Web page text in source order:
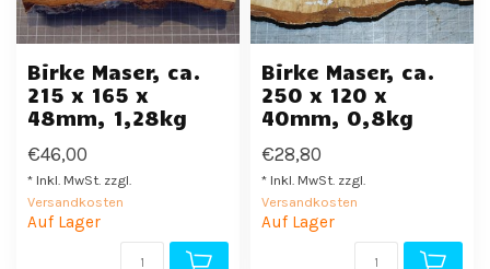
Birke Maser, ca.
215 x 165 x
48mm, 1,28kg
€46,00
* Inkl. MwSt. zzgl.
Versandkosten
Auf Lager
Birke Maser, ca.
250 x 120 x
40mm, 0,8kg
€28,80
* Inkl. MwSt. zzgl.
Versandkosten
Auf Lager